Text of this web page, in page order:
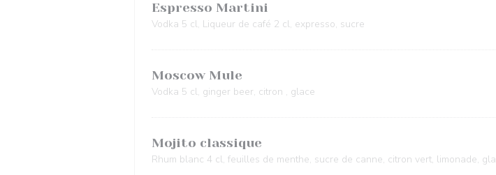
Espresso Martini
Vodka 5 cl, Liqueur de café 2 cl, expresso, sucre
Moscow Mule
Vodka 5 cl, ginger beer, citron , glace
Mojito classique
Rhum blanc 4 cl, feuilles de menthe, sucre de canne, citron vert, limonade,